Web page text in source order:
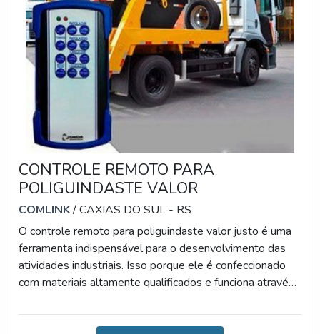
CONTROLE REMOTO PARA
POLIGUINDASTE VALOR
COMLINK/ CAXIAS DO SUL - RS
O controle remoto para poliguindaste valor justo é uma
ferramenta indispensável para o desenvolvimento das
atividades industriais. Isso porque ele é confeccionado
com materiais altamente qualificados e funciona através
dispositivo utilizado em poliguindastes oferece uma